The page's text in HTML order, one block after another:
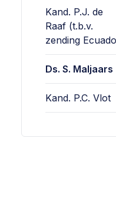
Kand. P.J. de
Raaf(t.b.v.
zending
Ds. S. Maljaars
Kand. P.C. Vlot